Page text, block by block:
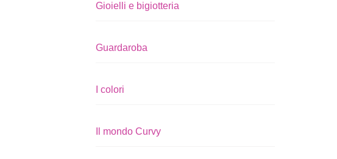
Gioielli e bigiotteria
Guardaroba
I colori
Il mondo Curvy